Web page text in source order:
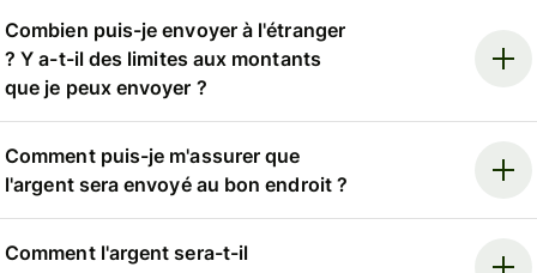
Combien puis-je envoyer à l'étranger
? Y a-t-il des limites aux montants
que je peux envoyer ?
Comment puis-je m'assurer que
l'argent sera envoyé au bon endroit ?
Comment l'argent sera-t-il